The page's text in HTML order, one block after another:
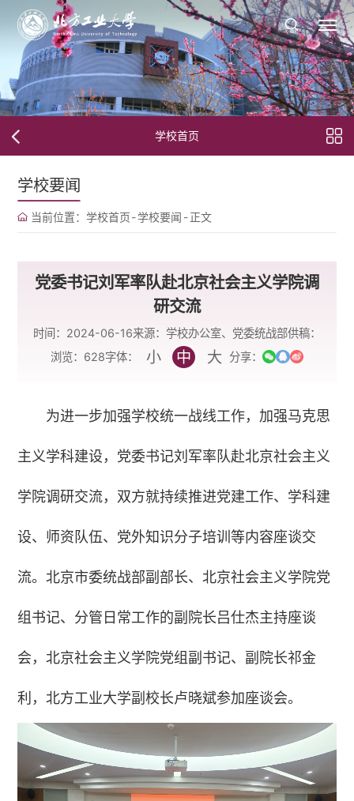
学校首页
学校要闻
当前位置： 学校首页-学校要闻 -正文
党委书记刘军率队赴北京社会主义学院调
研交流
时间：2024-06-16来源：学校办公室、党委统战部供稿：
浏览： 628字体： 小 中 大 分享：
为进一步加强学校统一战线工作，加强马克思
主义学科建设，党委书记刘军率队赴北京社会主义
学院调研交流，双方就持续推进党建工作、学科建
设、师资队伍、党外知识分子培训等内容座谈交
流。北京市委统战部副部长、北京社会主义学院党
组书记、分管日常工作的副院长吕仕杰主持座谈
会，北京社会主义学院党组副书记、副院长祁金
利，北方工业大学副校长卢晓斌参加座谈会。